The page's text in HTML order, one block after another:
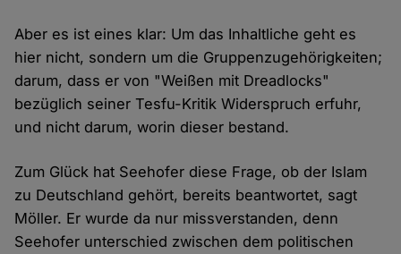
Aber es ist eines klar: Um das Inhaltliche geht es
hier nicht, sondern um die Gruppenzugehörigkeiten;
darum, dass er von "Weißen mit Dreadlocks"
bezüglich seiner Tesfu-Kritik Widerspruch erfuhr,
und nicht darum, worin dieser bestand.
Zum Glück hat Seehofer diese Frage, ob der Islam
zu Deutschland gehört, bereits beantwortet, sagt
Möller. Er wurde da nur missverstanden, denn
Seehofer unterschied zwischen dem politischen